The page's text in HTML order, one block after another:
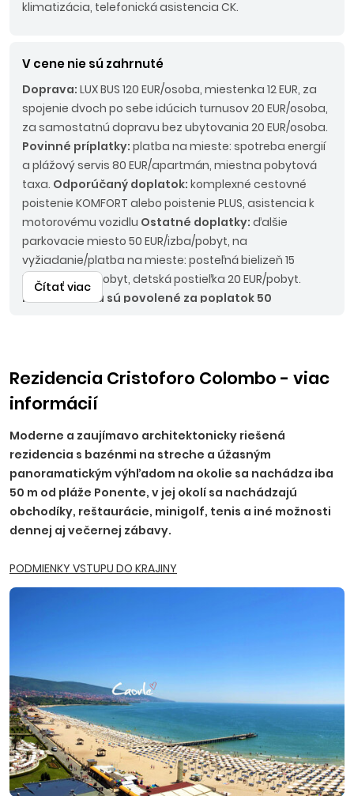
klimatizácia, telefonická asistencia CK.
V cene nie sú zahrnuté
Doprava: LUX BUS 120 EUR/osoba, miestenka 12 EUR, za
spojenie dvoch po sebe idúcich turnusov 20 EUR/osoba,
za samostatnú dopravu bez ubytovania 20 EUR/osoba.
Povinné príplatky: platba na mieste: spotreba energií
a plážový servis 80 EUR/apartmán, miestna pobytová
taxa. Odporúčaný doplatok: komplexné cestovné
poistenie KOMFORT alebo poistenie PLUS, asistencia k
motorovému vozidlu Ostatné doplatky: ďalšie
parkovacie miesto 50 EUR/izba/pobyt, na
vyžiadanie/platba na mieste: posteľná bielizeň 15
EUR/súprava/pobyt, detská postieľka 20 EUR/pobyt.
Malé zvieratá sú povolené za poplatok 50
PD, BB - 22 EUR. Upozornenie:pri autokarovej doprave
je termín nástupu vždy deň pred uvedeným dátumom
nástupu na ubytovanie a termín návratu deň po
ukončení pobytu. Z cien uvedených pri tomto objekte
nie je možné poskytnúť zľavy pre firemných klientov.
Čítať viac
Rezidencia Cristoforo Colombo - viac
informácií
Moderne a zaujímavo architektonicky riešená
rezidencia s bazénmi na streche a úžasným
panoramatickým výhľadom na okolie sa nachádza iba
50 m od pláže Ponente, v jej okolí sa nachádzajú
obchodíky, reštaurácie, minigolf, tenis a iné možnosti
dennej aj večernej zábavy.
PODMIENKY VSTUPU DO KRAJINY